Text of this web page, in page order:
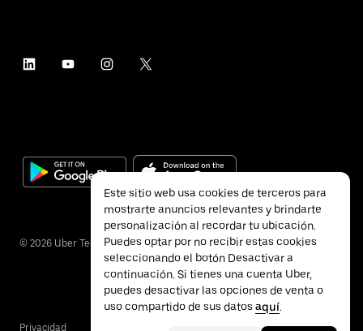
© 2026 Uber Technologies Inc.
Privacidad
Este sitio web usa cookies de terceros para
mostrarte anuncios relevantes y brindarte
personalización al recordar tu ubicación.
Puedes optar por no recibir estas cookies
seleccionando el botón Desactivar a
continuación. Si tienes una cuenta Uber,
puedes desactivar las opciones de venta o
uso compartido de sus datos aquí.